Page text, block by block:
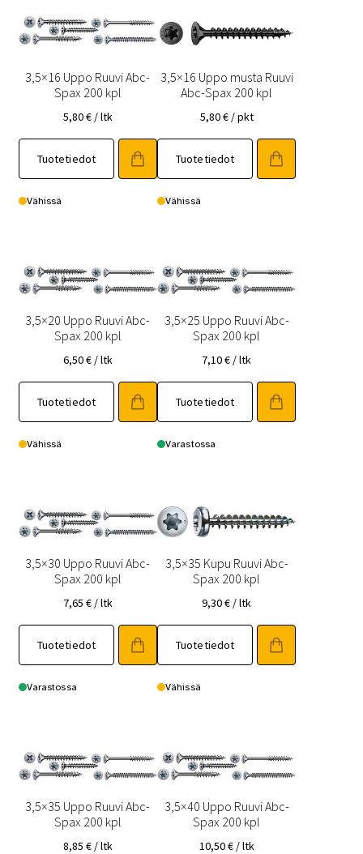
3,5×16 Uppo Ruuvi Abc-
Spax 200 kpl
5,80€ / ltk
Tuotetiedot
Vähissä
3,5×16 Uppo musta Ruuvi
Abc-Spax 200 kpl
5,80€ / pkt
Tuotetiedot
Vähissä
3,5×20 Uppo Ruuvi Abc-
Spax 200 kpl
6,50€ / ltk
Tuotetiedot
Vähissä
3,5×25 Uppo Ruuvi Abc-
Spax 200 kpl
7,10€ / ltk
Tuotetiedot
Varastossa
3,5×30 Uppo Ruuvi Abc-
Spax 200 kpl
7,65 € / ltk
Tuotetiedot
Varastossa
3,5×35 Kupu Ruuvi Abc-
Spax 200 kpl
9,30€ / ltk
Tuotetiedot
Vähissä
3,5×35 Uppo Ruuvi Abc-
Spax 200 kpl
8,85 € / ltk
3,5×40 Uppo Ruuvi Abc-
Spax 200 kpl
10,50€ / ltk